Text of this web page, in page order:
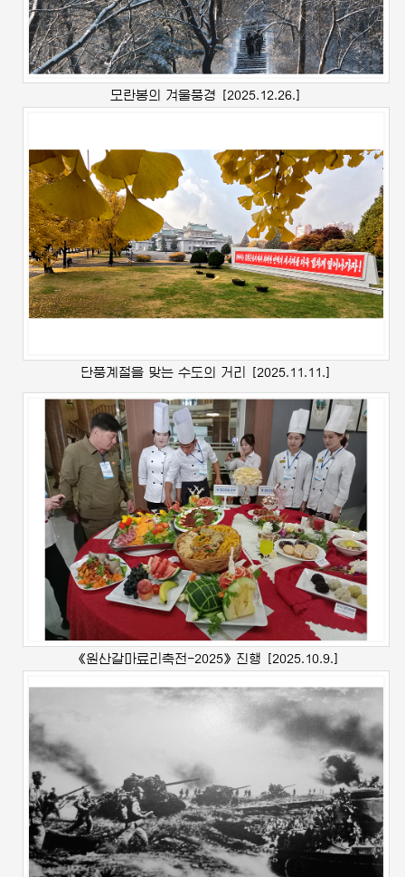
모란봉의 겨울풍경 [2025.12.26.]
단풍계절을 맞는 수도의 거리 [2025.11.11.]
《원산갈마료리축전-2025》진행 [2025.10.9.]